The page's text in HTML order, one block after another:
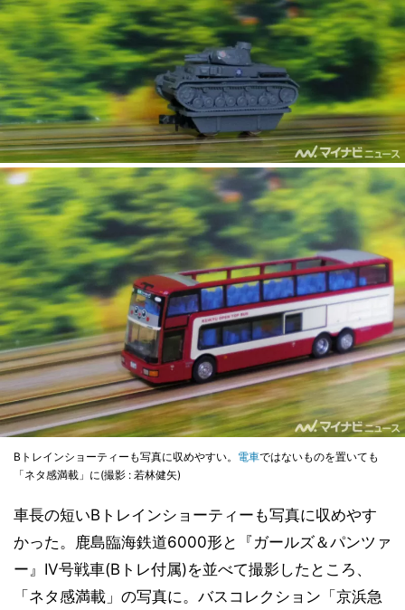
Bトレインショーティーも写真に収めやすい。 電車ではないものを置いても
「ネタ感満載」に(撮影 : 若林健矢)
車長の短いBトレインショーティーも写真に収めやす
かった。鹿島臨海鉄道6000形と『ガールズ＆パンツァ
ー』IV号戦車(Bトレ付属)を並べて撮影したところ、
「ネタ感満載」の写真に。バスコレクション「京浜急